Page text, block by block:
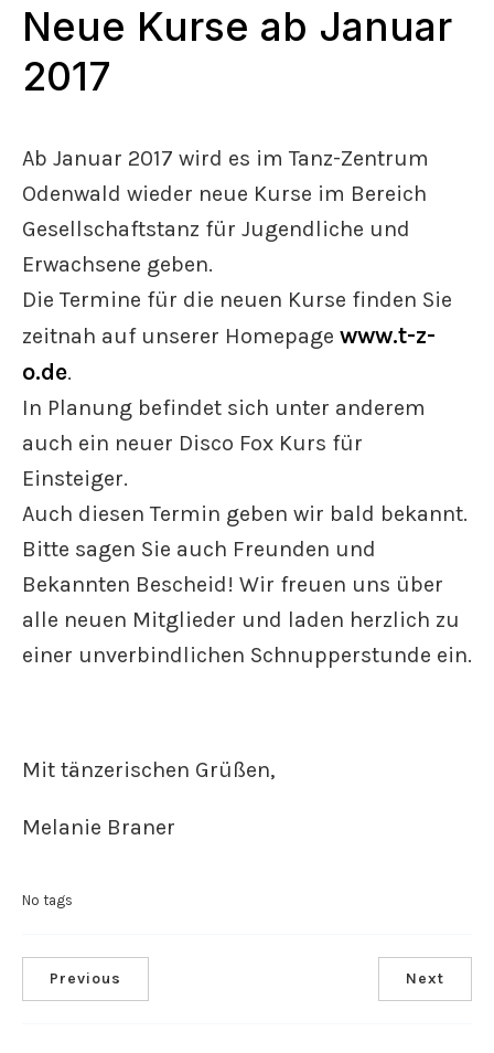
Neue Kurse ab Januar
2017
Ab Januar 2017 wird es im Tanz-Zentrum
Odenwald wieder neue Kurse im Bereich
Gesellschaftstanz für Jugendliche und
Erwachsene geben.
Die Termine für die neuen Kurse finden Sie
zeitnah auf unserer Homepage www.t-z-
o.de.
In Planung befindet sich unter anderem
auch ein neuer Disco Fox Kurs für
Einsteiger.
Auch diesen Termin geben wir bald bekannt.
Bitte sagen Sie auch Freunden und
Bekannten Bescheid! Wir freuen uns über
alle neuen Mitglieder und laden herzlich zu
einer unverbindlichen Schnupperstunde ein.
Mit tänzerischen Grüßen,
Melanie Braner
No tags
Previous Next